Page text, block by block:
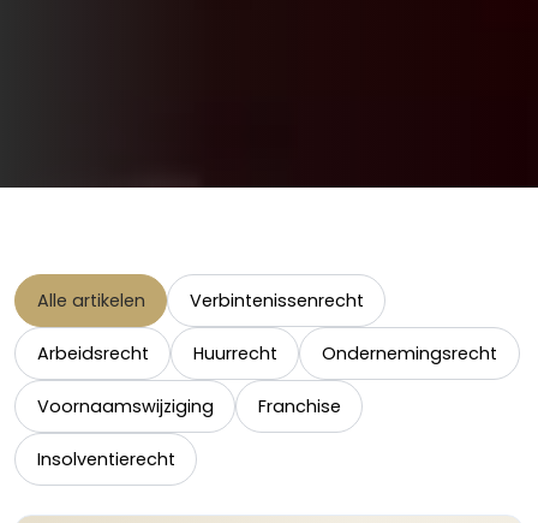
Alle artikelen Verbintenissenrecht
Arbeidsrecht Huurrecht Ondernemingsrecht
Voornaamswijziging Franchise
Insolventierecht